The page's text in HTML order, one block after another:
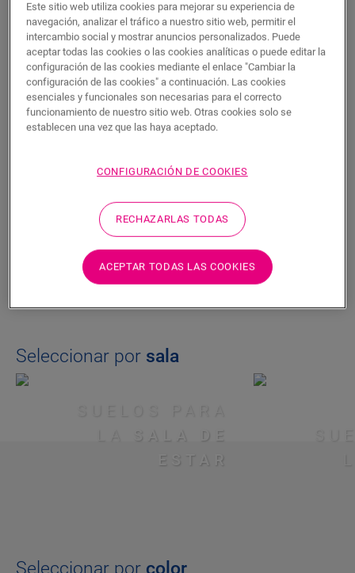
LAMINADOS
VINILO
PARQUET
PERFECTO PARA USTED
Un suelo de baño resistente al agua, una sala de estar
llena de vida o un suelo de cocina resiliente: nuestra
colección de suelos tiene una solución para todo lo
que pueda necesitar. Nos encantaría ayudarle en su
proyecto buscando un suelo que se adapte a usted y a
Seleccionar por sala
SALA DE
ESTAR
Este sitio web utiliza cookies para mejorar su experiencia de
navegación, analizar el tráfico a nuestro sitio web, permitir el
intercambio social y mostrar anuncios personalizados. Puede
aceptar todas las cookies o las cookies analíticas o puede editar la
configuración de las cookies mediante el enlace "Cambiar la
configuración de las cookies" a continuación. Las cookies
esenciales y funcionales son necesarias para el correcto
funcionamiento de nuestro sitio web. Otras cookies solo se
establecen una vez que las haya aceptado.
CONFIGURACIÓN DE COOKIES
RECHAZARLAS TODAS
ACEPTAR TODAS LAS COOKIES